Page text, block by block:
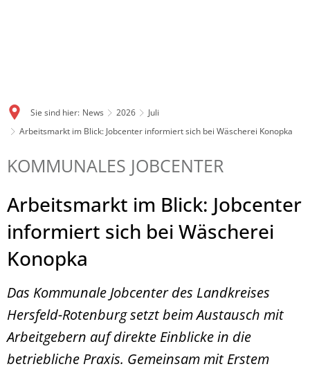
Sie sind hier: News 2026
Juli
Arbeitsmarkt im Blick: Jobcenter informiert sich bei Wäscherei Konopka
KOMMUNALES JOBCENTER
Arbeitsmarkt im Blick: Jobcenter
informiert sich bei Wäscherei
Konopka
Das Kommunale Jobcenter des Landkreises
Hersfeld-Rotenburg setzt beim Austausch mit
Arbeitgebern auf direkte Einblicke in die
betriebliche Praxis. Gemeinsam mit Erstem